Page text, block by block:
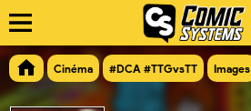
Cinéma #DCA #TTGvsTT Images